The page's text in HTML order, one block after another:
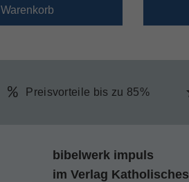
Warenkorb
Preisvorteile bis zu 85%
bibelwerk impuls
im Verlag Katholisches